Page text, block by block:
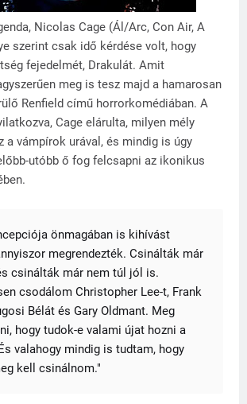
Nicolas Cage (Ál/Arc, Con Air, A
szerint csak idő kérdése volt, hogy
fejedelmét, Drakulát. Amit
meg is tesz majd a hamarosan
Renfield című horrorkomédiában. A
Cage elárulta, milyen mély
a vámpírok urával, és mindig is úgy
utóbb ő fog felcsapni az ikonikus
önmagában is kihívást
megrendezték. Csinálták már
csinálták már nem túl jól is.
csodálom Christopher Lee-t, Frank
Bélát és Gary Oldmant. Meg
hogy tudok-e valami újat hozni a
valahogy mindig is tudtam, hogy
kell csinálnom."